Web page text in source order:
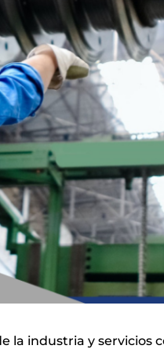
industria y servicios